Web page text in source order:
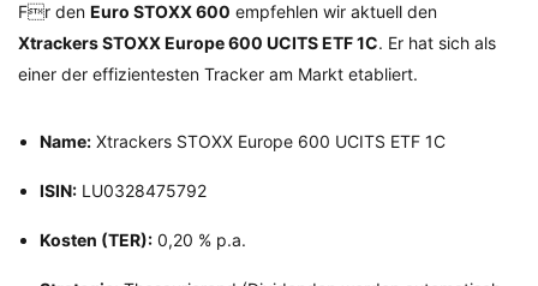
Fr den Euro STOXX 600 empfehlen wir aktuell den
Xtrackers STOXX Europe 600 UCITS ETF 1C. Er hat sich als
einer der effizientesten Tracker am Markt etabliert.
Name: Xtrackers STOXX Europe 600 UCITS ETF 1C
ISIN: LU0328475792
Kosten (TER): 0,20 % p.a.